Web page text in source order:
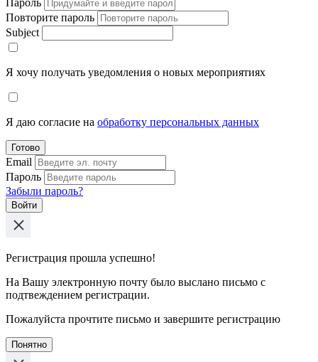
Пароль
Повторите пароль
Subject
Я хочу получать уведомления о новых мероприятиях
Я даю согласие на обработку персональных данных
Готово
Email
Пароль
Забыли пароль?
Войти
Регистрация прошла успешно!
На Вашу электронную почту было выслано письмо с
подтвеждением регистрации.
Пожалуйста прочтите письмо и завершите регистрацию
Понятно